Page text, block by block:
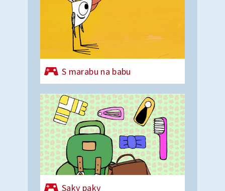
S marabu na babu
Saky paky